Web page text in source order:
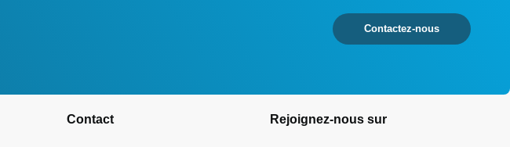
Contactez-nous
Contact Rejoignez-nous sur